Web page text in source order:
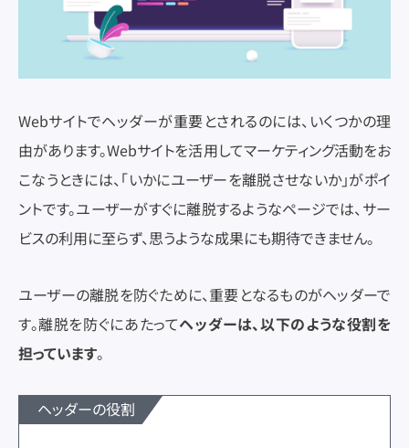
Webサイトでヘッダーが重要とされるのには、いくつかの理
由があります。Webサイトを活用してマーケティング活動をお
こなうときには、「いかにユーザーを離脱させないか」がポイ
ントです。ユーザーがすぐに離脱するようなページでは、サー
ビスの利用に至らず、思うような成果にも期待できません。
ユーザーの離脱を防ぐために、重要となるものがヘッダーで
す。離脱を防ぐにあたってヘッダーは、以下のような役割を
担っています。
ヘッダーの役割